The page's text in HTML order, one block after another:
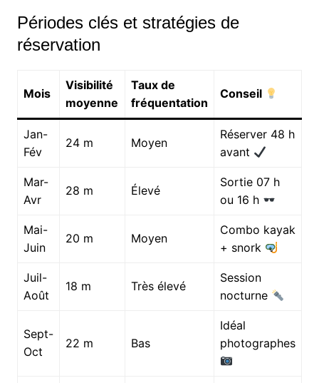
Périodes clés et stratégies de
réservation
Mois
Visibilité
moyenne
Taux de
fréquentation
Conseil
Jan-
Fév
24 m Moyen
Réserver 48 h
avant
Mar-
Avr
28 m Élevé
Sortie 07 h
ou 16 h
Mai-
Juin
20 m Moyen
Combo kayak
+ snork
Juil-
Août
18 m Très élevé
Session
nocturne
Sept-
Oct
22 m Bas
Idéal
photographes